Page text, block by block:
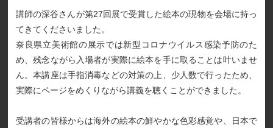
講師の深谷さんが第27回展で受賞した絵本の現物を会場に持っ
てきてくださいました。
奈良県立美術館の展示では新型コロナウイルス感染予防のた
め、残念ながら入場者が実際に絵本を手に取ることは叶いませ
ん。本講座は手指消毒などの対策の上、少人数で行ったため、
実際にページをめくりながら講義を聴くことができました。
受講者の皆様からは海外の絵本の鮮やかな色彩感覚や、日本で